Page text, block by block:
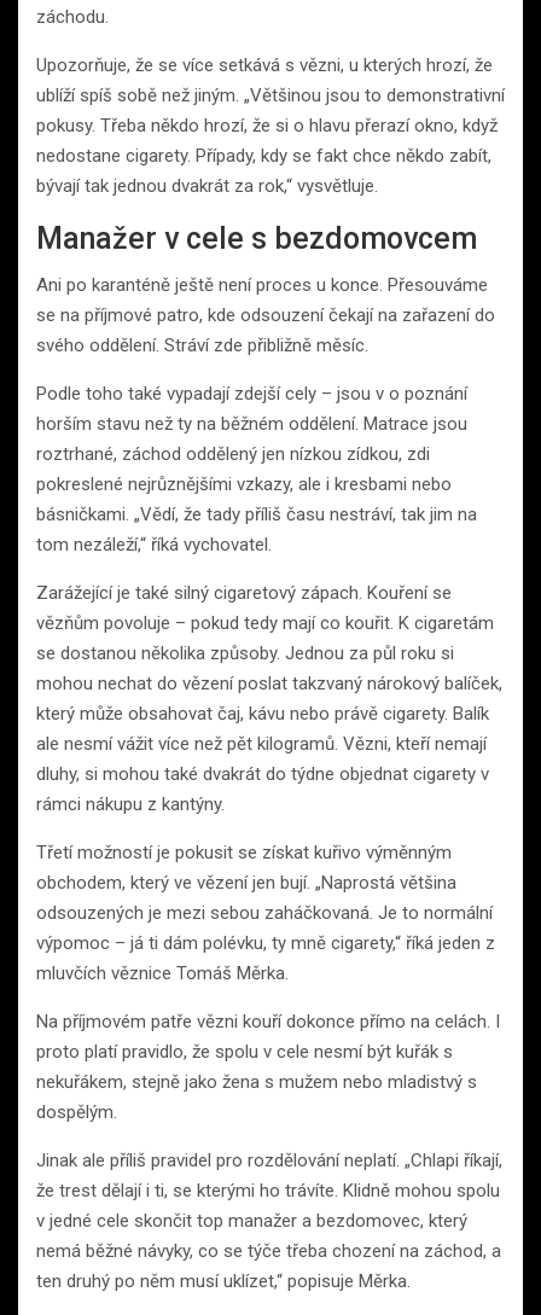
záchodu.
Upozorňuje, že se více setkává s vězni, u kterých hrozí, že
ublíží spíš sobě než jiným. „Většinou jsou to demonstrativní
pokusy. Třeba někdo hrozí, že si o hlavu přerazí okno, když
nedostane cigarety. Případy, kdy se fakt chce někdo zabít,
bývají tak jednou dvakrát za rok,“ vysvětluje.
Manažer v cele s bezdomovcem
Ani po karanténě ještě není proces u konce. Přesouváme
se na příjmové patro, kde odsouzení čekají na zařazení do
svého oddělení. Stráví zde přibližně měsíc.
Podle toho také vypadají zdejší cely – jsou v o poznání
horším stavu než ty na běžném oddělení. Matrace jsou
roztrhané, záchod oddělený jen nízkou zídkou, zdi
pokreslené nejrůznějšími vzkazy, ale i kresbami nebo
básničkami. „Vědí, že tady příliš času nestráví, tak jim na
tom nezáleží,“ říká vychovatel.
Zarážející je také silný cigaretový zápach. Kouření se
vězňům povoluje – pokud tedy mají co kouřit. K cigaretám
se dostanou několika způsoby. Jednou za půl roku si
mohou nechat do vězení poslat takzvaný nárokový balíček,
který může obsahovat čaj, kávu nebo právě cigarety. Balík
ale nesmí vážit více než pět kilogramů. Vězni, kteří nemají
dluhy, si mohou také dvakrát do týdne objednat cigarety v
rámci nákupu z kantýny.
Třetí možností je pokusit se získat kuřivo výměnným
obchodem, který ve vězení jen bují. „Naprostá většina
odsouzených je mezi sebou zaháčkovaná. Je to normální
výpomoc – já ti dám polévku, ty mně cigarety,“ říká jeden z
mluvčích věznice Tomáš Měrka.
Na příjmovém patře vězni kouří dokonce přímo na celách. I
proto platí pravidlo, že spolu v cele nesmí být kuřák s
nekuřákem, stejně jako žena s mužem nebo mladistvý s
dospělým.
Jinak ale příliš pravidel pro rozdělování neplatí. „Chlapi říkají,
že trest dělají i ti, se kterými ho trávíte. Klidně mohou spolu
v jedné cele skončit top manažer a bezdomovec, který
nemá běžné návyky, co se týče třeba chození na záchod, a
ten druhý po něm musí uklízet,“ popisuje Měrka.